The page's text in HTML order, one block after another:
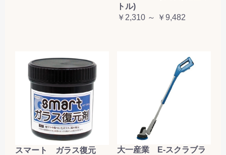
トル)
￥2,310 ～ ￥9,482
スマート ガラス復元
大一産業 E-スクラブラ